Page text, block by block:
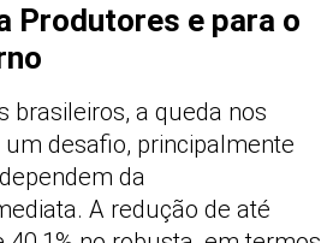
Produtores e para o
brasileiros, a queda nos
desafio, principalmente
da
A redução de até